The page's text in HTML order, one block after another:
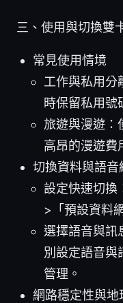
三、使用與切換雙
常見使用情境
工作與私用分
時保留私用號
旅遊與漫遊：
高昂的漫遊費
切換資料與語音
設定快速切換
>「預設資料
選擇語音與訊
別設定語音與
管理。
網路穩定性與地